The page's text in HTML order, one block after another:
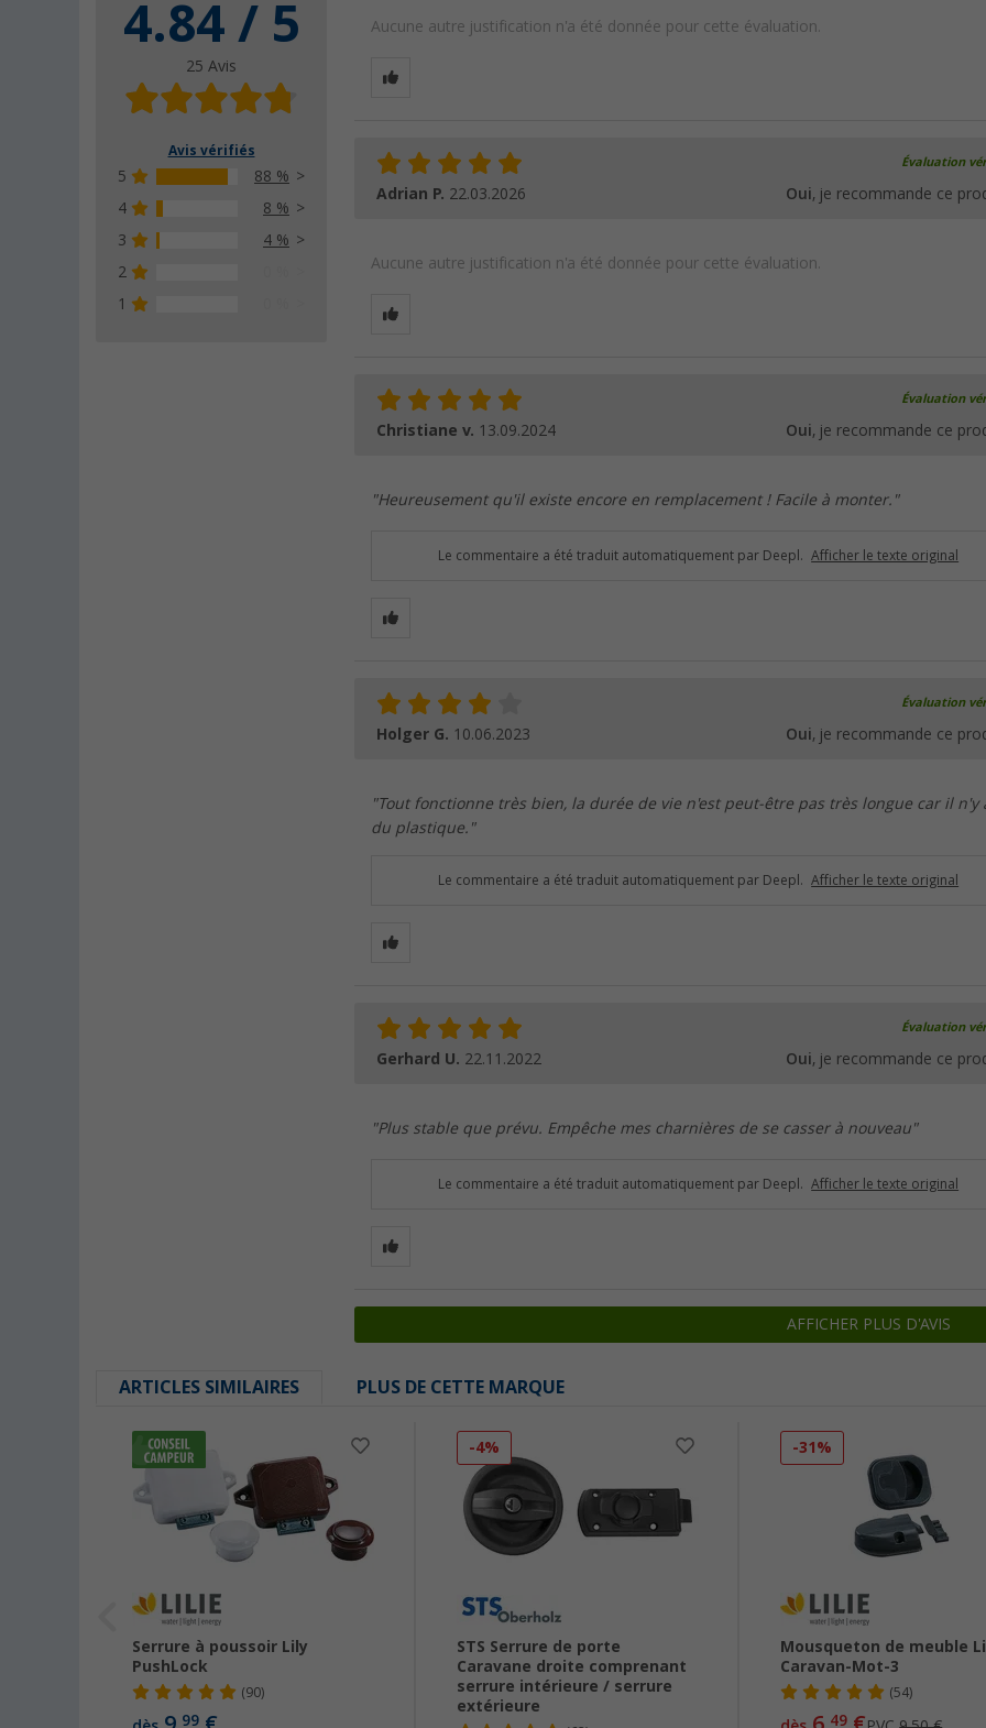
4.84 / 5
25 Avis
Avis vérifiés
5
88 %
4
8 %
3
4 %
2
1
Aucune autre justification n'a été donnée pour cette évaluation.
Évaluation
Adrian P. 22.03.2026 Oui, je recommande ce
Aucune autre justification n'a été donnée pour cette évaluation.
Évaluation
Christiane v. 13.09.2024 Oui, je recommande ce
"Heureusement qu'il existe encore en remplacement ! Facile à monter."
Le commentaire a été traduit automatiquement par Deepl. Afficher le texte original
Évaluation
Holger G. 10.06.2023 Oui, je recommande ce
"Tout fonctionne très bien, la durée de vie n'est peut-être pas très longue car il n'y
du plastique."
Le commentaire a été traduit automatiquement par Deepl. Afficher le texte original
Évaluation
Gerhard U. 22.11.2022 Oui, je recommande ce
"Plus stable que prévu. Empêche mes charnières de se casser à nouveau"
Le commentaire a été traduit automatiquement par Deepl. Afficher le texte original
AFFICHER PLUS D'AVIS
ARTICLES SIMILAIRES PLUS DE CETTE MARQUE
Serrure à poussoir Lily
PushLock
(90)
99
-4%
STS Serrure de porte
Caravane droite comprenant
serrure intérieure / serrure
extérieure
-31%
Mousqueton de meuble
Caravan-Mot-3
(54)
49